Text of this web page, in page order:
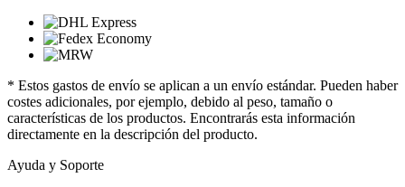
* Estos gastos de envío se aplican a un envío estándar. Pueden haber
costes adicionales, por ejemplo, debido al peso, tamaño o
características de los productos. Encontrarás esta información
directamente en la descripción del producto.
Ayuda y Soporte